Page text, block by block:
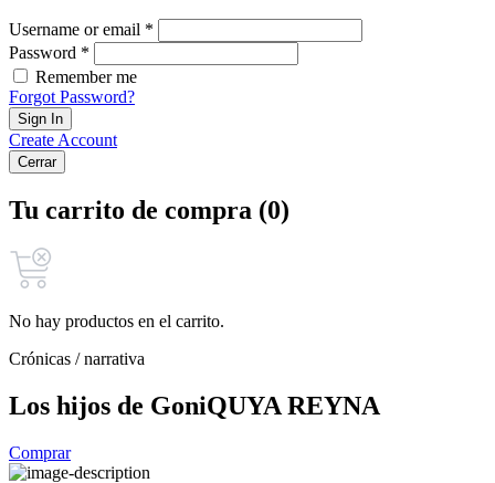
Username or email *
Password *
Remember me
Forgot Password?
Sign In
Create Account
Cerrar
Tu carrito de compra (0)
No hay productos en el carrito.
Crónicas / narrativa
Los hijos de GoniQUYA REYNA
Comprar